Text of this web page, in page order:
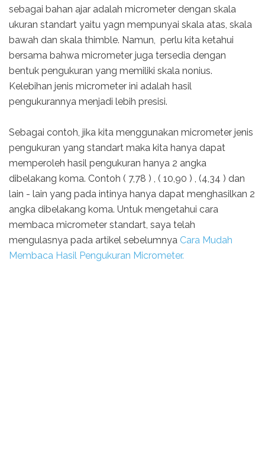
sebagai bahan ajar adalah micrometer dengan skala
ukuran standart yaitu yagn mempunyai skala atas, skala
bawah dan skala thimble. Namun, perlu kita ketahui
bersama bahwa micrometer juga tersedia dengan
bentuk pengukuran yang memiliki skala nonius.
Kelebihan jenis micrometer ini adalah hasil
pengukurannya menjadi lebih presisi.
Sebagai contoh, jika kita menggunakan micrometer jenis
pengukuran yang standart maka kita hanya dapat
memperoleh hasil pengukuran hanya 2 angka
dibelakang koma. Contoh ( 7,78 ) , ( 10,90 ) , (4,34 ) dan
lain - lain yang pada intinya hanya dapat menghasilkan 2
angka dibelakang koma. Untuk mengetahui cara
membaca micrometer standart, saya telah
mengulasnya pada artikel sebelumnya Cara Mudah
Membaca Hasil Pengukuran Micrometer.